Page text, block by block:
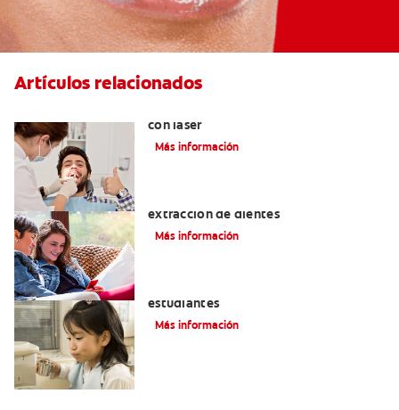
Artículos relacionados
con láser
Más información
extracción de dientes
Más información
estudiantes
Más información